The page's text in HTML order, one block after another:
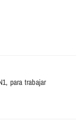
para trabajar